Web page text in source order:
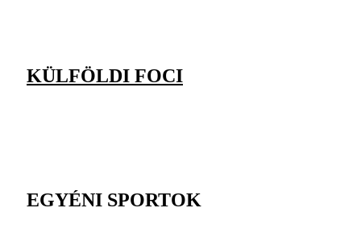
KÜLFÖLDI FOCI
EGYÉNI SPORTOK